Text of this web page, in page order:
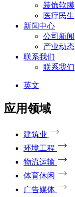
装饰软膜
医疗民生
新闻中心
公司新闻
产业动态
联系我们
联系我们
英文
应用领域
建筑业
环境工程
物流运输
体育休闲
广告媒体